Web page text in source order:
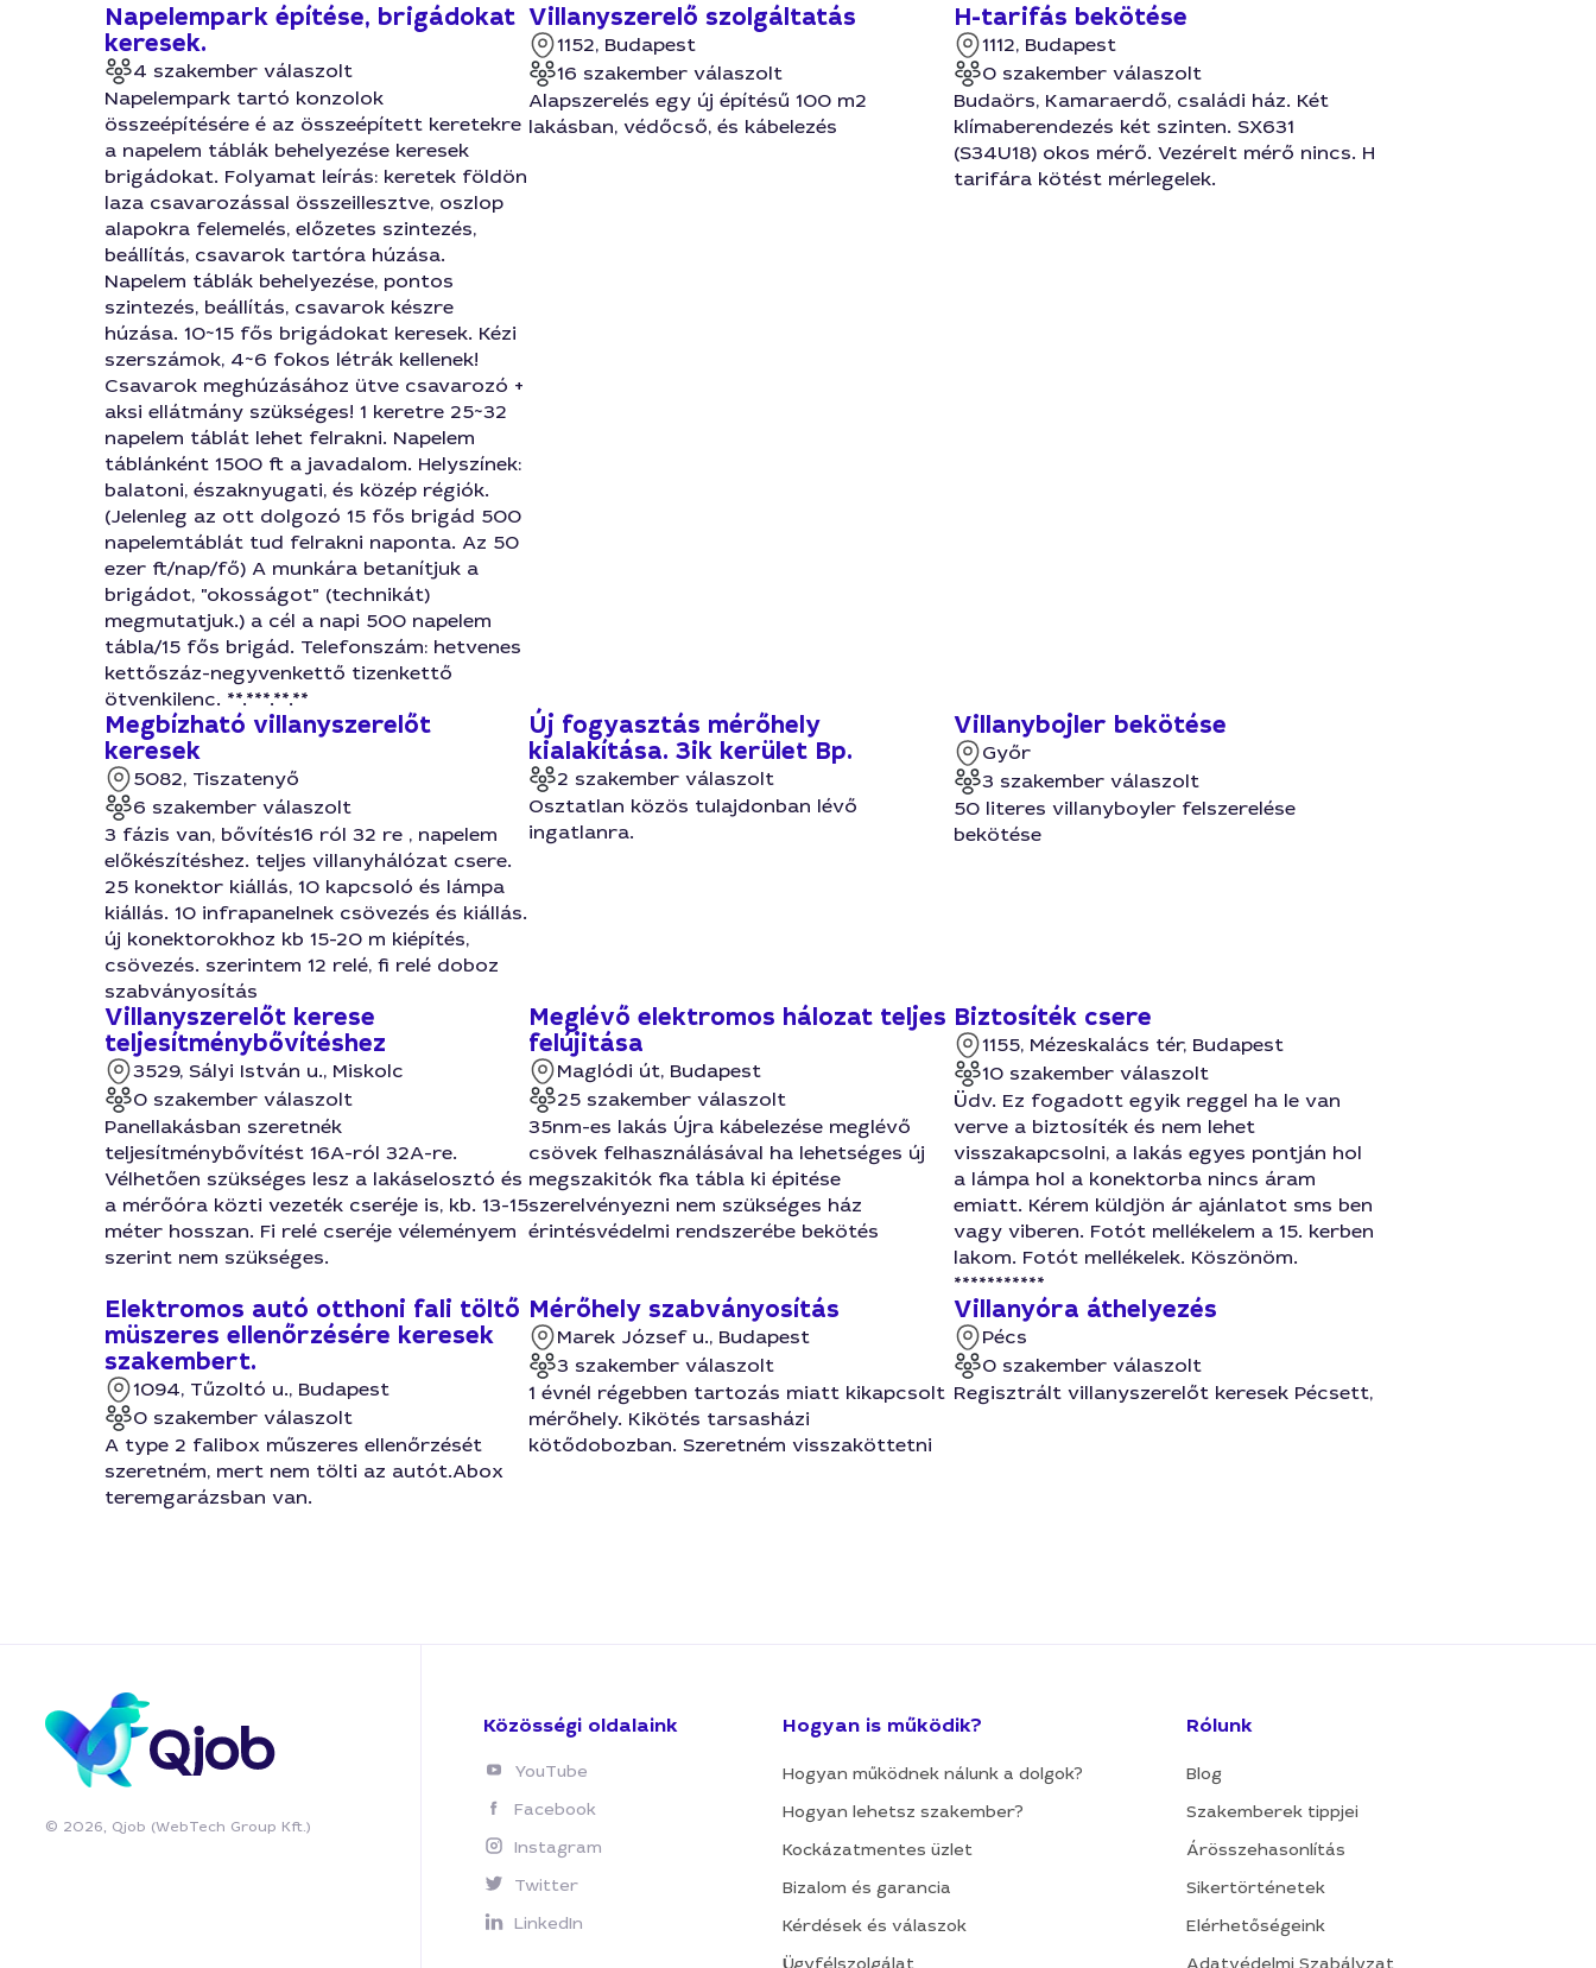
Napelempark építése, brigádokat
keresek.
4 szakember válaszolt
Napelempark tartó konzolok
összeépítésére é az összeépített keretekre
a napelem táblák behelyezése keresek
brigádokat. Folyamat leírás: keretek földön
laza csavarozással összeillesztve, oszlop
alapokra felemelés, előzetes szintezés,
beállítás, csavarok tartóra húzása.
Napelem táblák behelyezése, pontos
szintezés, beállítás, csavarok készre
húzása. 10~15 fős brigádokat keresek. Kézi
szerszámok, 4~6 fokos létrák kellenek!
Csavarok meghúzásához ütve csavarozó +
aksi ellátmány szükséges! 1 keretre 25~32
napelem táblát lehet felrakni. Napelem
táblánként 1500 ft a javadalom. Helyszínek:
balatoni, északnyugati, és közép régiók.
(Jelenleg az ott dolgozó 15 fős brigád 500
napelemtáblát tud felrakni naponta. Az 50
ezer ft/nap/fő) A munkára betanítjuk a
brigádot, "okosságot" (technikát)
megmutatjuk.) a cél a napi 500 napelem
tábla/15 fős brigád. Telefonszám: hetvenes
kettőszáz-negyvenkettő tizenkettő
ötvenkilenc. **.***.**.**
Villanyszerelő szolgáltatás
1152, Budapest
16 szakember válaszolt
Alapszerelés egy új építésű 100 m2
lakásban, védőcső, és kábelezés
H-tarifás bekötése
1112, Budapest
0 szakember válaszolt
Budaörs, Kamaraerdő, családi ház. Két
klímaberendezés két szinten. SX631
(S34U18) okos mérő. Vezérelt mérő nincs. H
tarifára kötést mérlegelek.
Megbízható villanyszerelőt
keresek
5082, Tiszatenyő
6 szakember válaszolt
3 fázis van, bővítés16 ról 32 re , napelem
előkészítéshez. teljes villanyhálózat csere.
25 konektor kiállás, 10 kapcsoló és lámpa
kiállás. 10 infrapanelnek csövezés és kiállás.
új konektorokhoz kb 15-20 m kiépítés,
csövezés. szerintem 12 relé, fi relé doboz
szabványosítás
Új fogyasztás mérőhely
kialakítása. 3ik kerület Bp.
2 szakember válaszolt
Osztatlan közös tulajdonban lévő
ingatlanra.
Villanybojler bekötése
Győr
3 szakember válaszolt
50 literes villanyboyler felszerelése
bekötése
Villanyszerelőt kerese
teljesítménybővítéshez
3529, Sályi István u., Miskolc
0 szakember válaszolt
Panellakásban szeretnék
teljesítménybővítést 16A-ról 32A-re.
Vélhetően szükséges lesz a lakáselosztó és
a mérőóra közti vezeték cseréje is, kb. 13-15
méter hosszan. Fi relé cseréje véleményem
szerint nem szükséges.
Meglévő elektromos hálozat teljes
felújitása
Maglódi út, Budapest
25 szakember válaszolt
35nm-es lakás Újra kábelezése meglévő
csövek felhasználásával ha lehetséges új
megszakitók fka tábla ki épitése
szerelvényezni nem szükséges ház
érintésvédelmi rendszerébe bekötés
Biztosíték csere
1155, Mézeskalács tér, Budapest
10 szakember válaszolt
Üdv. Ez fogadott egyik reggel ha le van
verve a biztosíték és nem lehet
visszakapcsolni, a lakás egyes pontján hol
a lámpa hol a konektorba nincs áram
emiatt. Kérem küldjön ár ajánlatot sms ben
vagy viberen. Fotót mellékelem a 15. kerben
lakom. Fotót mellékelek. Köszönöm.
***********
Elektromos autó otthoni fali töltő
müszeres ellenőrzésére keresek
szakembert.
1094, Tűzoltó u., Budapest
0 szakember válaszolt
A type 2 falibox műszeres ellenőrzését
szeretném, mert nem tölti az autót.Abox
teremgarázsban van.
Mérőhely szabványosítás
Marek József u., Budapest
3 szakember válaszolt
1 évnél régebben tartozás miatt kikapcsolt
mérőhely. Kikötés tarsasházi
kötődobozban. Szeretném visszaköttetni
Villanyóra áthelyezés
Pécs
0 szakember válaszolt
Regisztrált villanyszerelőt keresek Pécsett,
© 2026, Qjob (WebTech Group Kft.)
Közösségi oldalaink
YouTube
Facebook
Instagram
Twitter
LinkedIn
Hogyan is működik?
Hogyan működnek nálunk a dolgok?
Hogyan lehetsz szakember?
Kockázatmentes üzlet
Bizalom és garancia
Kérdések és válaszok
Ügyfélszolgálat
Rólunk
Blog
Szakemberek tippjei
Árösszehasonlítás
Sikertörténetek
Elérhetőségeink
Adatvédelmi Szabályzat